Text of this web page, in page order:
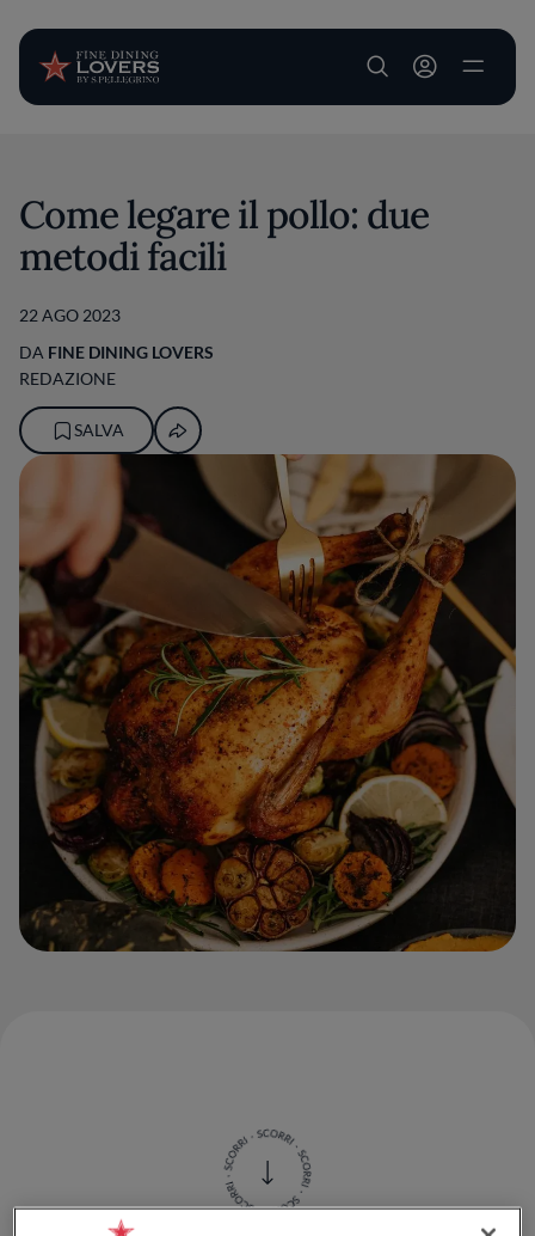
User account
Come legare il pollo: due
metodi facili
22 AGO 2023
DA FINE DINING LOVERS
REDAZIONE
SALVA